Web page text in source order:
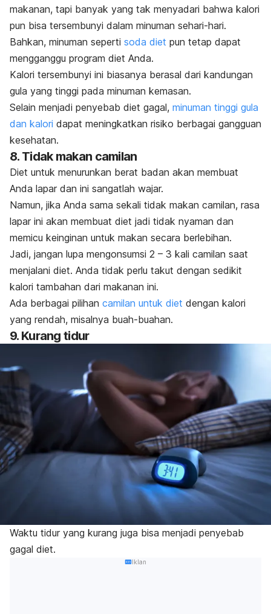
makanan, tapi banyak yang tak menyadari bahwa kalori
pun bisa tersembunyi dalam minuman sehari-hari.
Bahkan, minuman seperti soda diet pun tetap dapat
mengganggu program diet Anda.
Kalori tersembunyi ini biasanya berasal dari kandungan
gula yang tinggi pada minuman kemasan.
Selain menjadi penyebab diet gagal, minuman tinggi gula
dan kalori dapat meningkatkan risiko berbagai gangguan
kesehatan.
8. Tidak makan camilan
Diet untuk menurunkan berat badan akan membuat
Anda lapar dan ini sangatlah wajar.
Namun, jika Anda sama sekali tidak makan camilan, rasa
lapar ini akan membuat diet jadi tidak nyaman dan
memicu keinginan untuk makan secara berlebihan.
Jadi, jangan lupa mengonsumsi 2 – 3 kali camilan saat
menjalani diet. Anda tidak perlu takut dengan sedikit
kalori tambahan dari makanan ini.
Ada berbagai pilihan camilan untuk diet dengan kalori
yang rendah, misalnya buah-buahan.
9. Kurang tidur
Waktu tidur yang kurang juga bisa menjadi penyebab
gagal diet.
Iklan